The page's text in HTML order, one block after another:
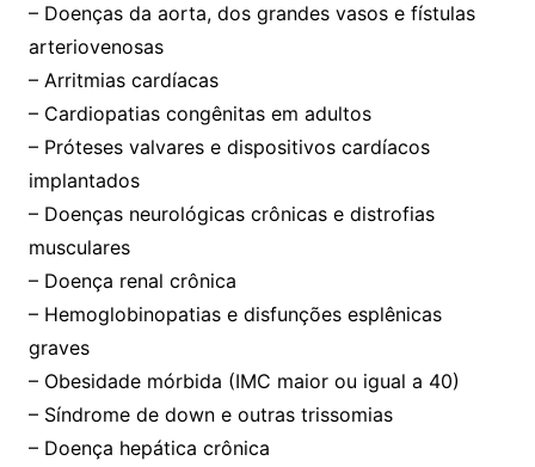
– Doenças da aorta, dos grandes vasos e fístulas
arteriovenosas
– Arritmias cardíacas
– Cardiopatias congênitas em adultos
– Próteses valvares e dispositivos cardíacos
implantados
– Doenças neurológicas crônicas e distrofias
musculares
– Doença renal crônica
– Hemoglobinopatias e disfunções esplênicas
graves
– Obesidade mórbida (IMC maior ou igual a 40)
– Síndrome de down e outras trissomias
– Doença hepática crônica